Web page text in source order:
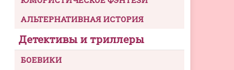
АЛЬТЕРНАТИВНАЯ ИСТОРИЯ
Детективы и триллеры
БОЕВИКИ